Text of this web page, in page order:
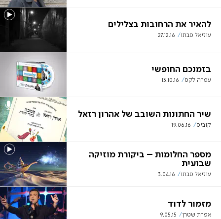
להאיר את הרחובות בצלילים
עוזיאל סבתו 27.12.16
בזמנכם החופשי
עפרה לקס 13.10.16
שיר החתונות השובב של אהרון רזאל
קוביס 19.06.16
מספר החלומות – ביקורת מוזיקה
שבועית
עוזיאל סבתו 3.04.16
מזמור לדוד
אפרת שטרן 9.05.15